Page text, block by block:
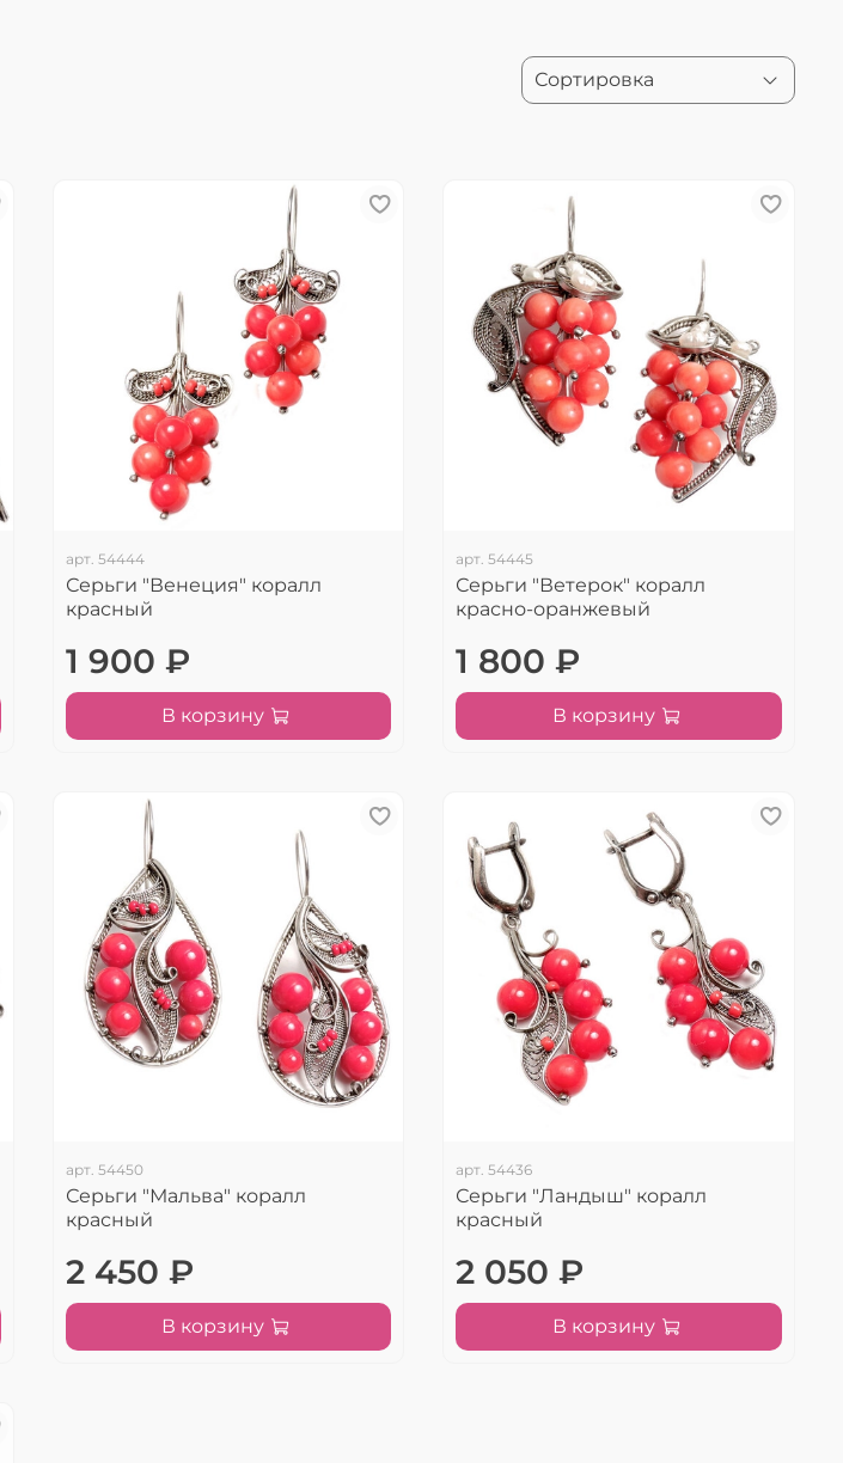
арт. 54444
Серьги "Венеция" коралл
красный
1 900 ₽
В корзину
арт.54445
Серьги "Ветерок" коралл
красно-оранжевый
1 800 ₽
В корзину
арт. 54450
Серьги "Мальва" коралл
красный
2 450 ₽
В корзину
арт.54436
Серьги "Ландыш" коралл
красный
2 050 ₽
В корзину